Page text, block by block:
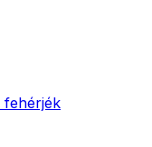
fehérjék